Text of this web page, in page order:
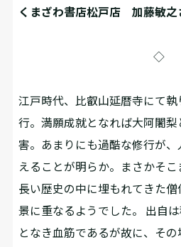
くまざわ書店松戸店 加藤敏之
◇
江戸時代、比叡山延暦寺にて
行。満願成就となれば大阿闍
害。あまりにも過酷な修行が
えることが明らか。まさかそこ
長い歴史の中に埋もれてきた
景に重なるようでした。 出自
となき血筋であるが故に、そ